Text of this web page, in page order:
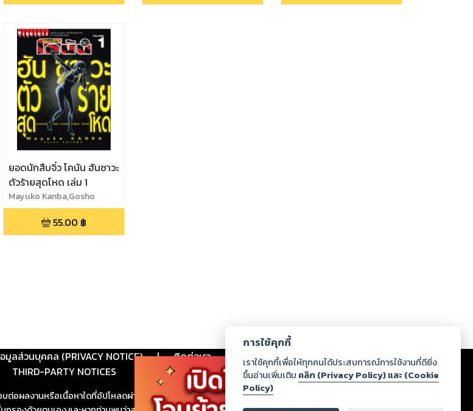
ยอดนักสืบจิ๋ว โคนัน ฮันซาวะ
ตัวร้ายสุดโหด เล่ม 1
Mayuko Kanba,Gosho
Aoyama
55.00 ฿
มูลส่วนบุคคล (PRIVACY NOTICE) | ติดต่อเรา ร่วมงานกับเรา ดาวน์โหลด
THIRD-PARTY NOTICES
อผลงานหรือเนื้อหาใดที่อัปโหลดผ่านเว็บไซต์และปรากฏว่าละเมิดสิทธิในทรัพย์สินทางปัญญาของบุคคลอื่นหรือ
การใช้คุกกี้
เราใช้คุกกี้เพื่อให้ทุกคนได้ประสบการณ์การใช้งานที่ดียิ่ง
ขึ้นอ่านเพิ่มเติม คลิก (Privacy Policy) และ (Cookie
Policy)